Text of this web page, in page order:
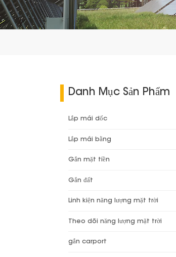
Danh Mục Sản Phẩm
Lắp mái dốc
Lắp mái bằng
Gắn mặt tiền
Gắn đất
Linh kiện năng lượng mặt trời
Theo dõi năng lượng mặt trời
gắn carport